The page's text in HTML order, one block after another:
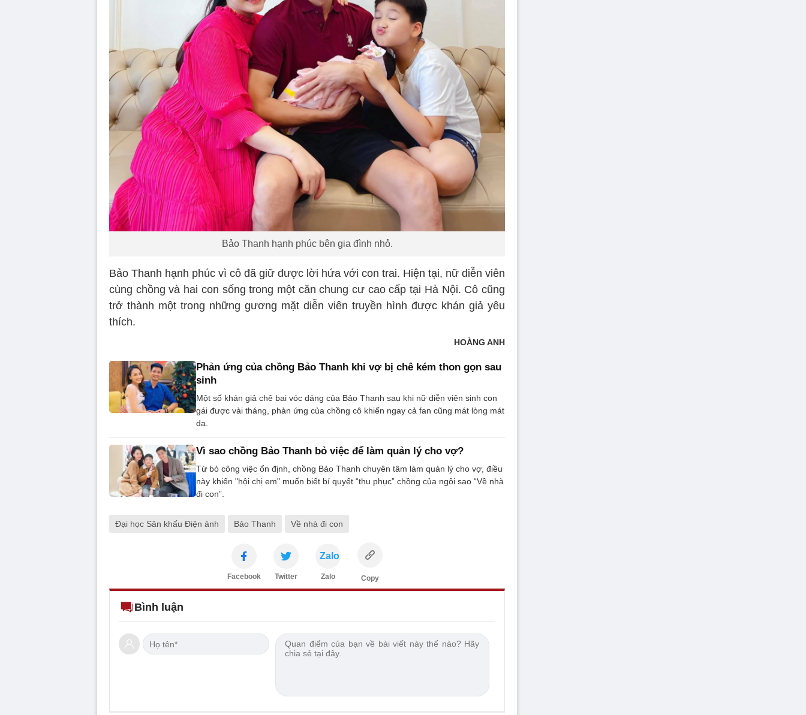
Bảo Thanh hạnh phúc bên gia đình nhỏ.
Bảo Thanh hạnh phúc vì cô đã giữ được lời hứa với con trai. Hiện tại, nữ diễn viên
cùng chồng và hai con sống trong một căn chung cư cao cấp tại Hà Nội. Cô cũng
trở thành một trong những gương mặt diễn viên truyền hình được khán giả yêu
thích.
HOÀNG ANH
Phản ứng của chồng Bảo Thanh khi vợ bị chê kém thon gọn sau
sinh
Một số khán giả chê bai vóc dáng của Bảo Thanh sau khi nữ diễn viên sinh con
gái được vài tháng, phản ứng của chồng cô khiến ngay cả fan cũng mát lòng mát
dạ.
Vì sao chồng Bảo Thanh bỏ việc để làm quản lý cho vợ?
Từ bỏ công việc ổn định, chồng Bảo Thanh chuyên tâm làm quản lý cho vợ, điều
này khiến "hội chị em" muốn biết bí quyết “thu phục” chồng của ngôi sao “Về nhà
đi con”.
Đại học Sân khấu Điện ảnh Bảo Thanh Về nhà đi con
Facebook Twitter
Zalo
Zalo Copy
Bình luận